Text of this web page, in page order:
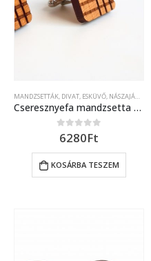
MANDZSETTÁK, DIVAT, ESKÜVŐ, NÁSZAJÁNDÉK
Cseresznyefa mandzsetta kockás mintával
0out of 5
6280Ft
KOSÁRBA TESZEM